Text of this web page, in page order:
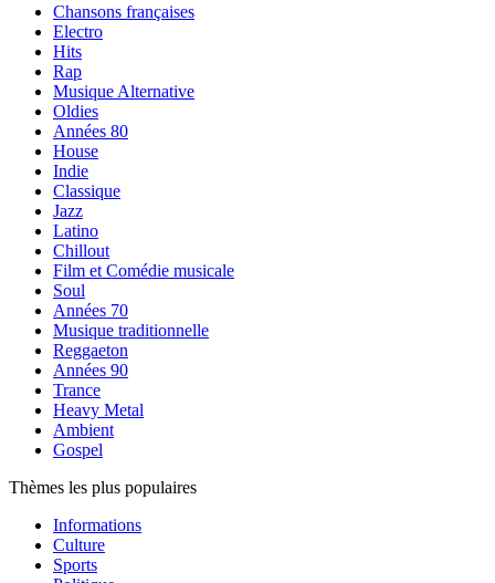
Chansons françaises
Electro
Hits
Rap
Musique Alternative
Oldies
Années 80
House
Indie
Classique
Jazz
Latino
Chillout
Film et Comédie musicale
Soul
Années 70
Musique traditionnelle
Reggaeton
Années 90
Trance
Heavy Metal
Ambient
Gospel
Thèmes les plus populaires
Informations
Culture
Sports